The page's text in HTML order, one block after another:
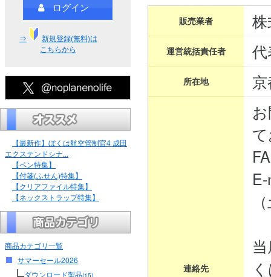
ログイン
⇒
新規登録(無料)は
こちらから
【最新作】ぼくは航空管制官4 成田
エクステンドシナ...
【ペン特集】
【付箋(ふせん)特集】
【クリアファイル特集】
【ネックストラップ特集】
商品カテゴリ一覧
サマーセール2026
ダウンロード製品(15)
販売業者
運営統括責任者
所在地
連絡先